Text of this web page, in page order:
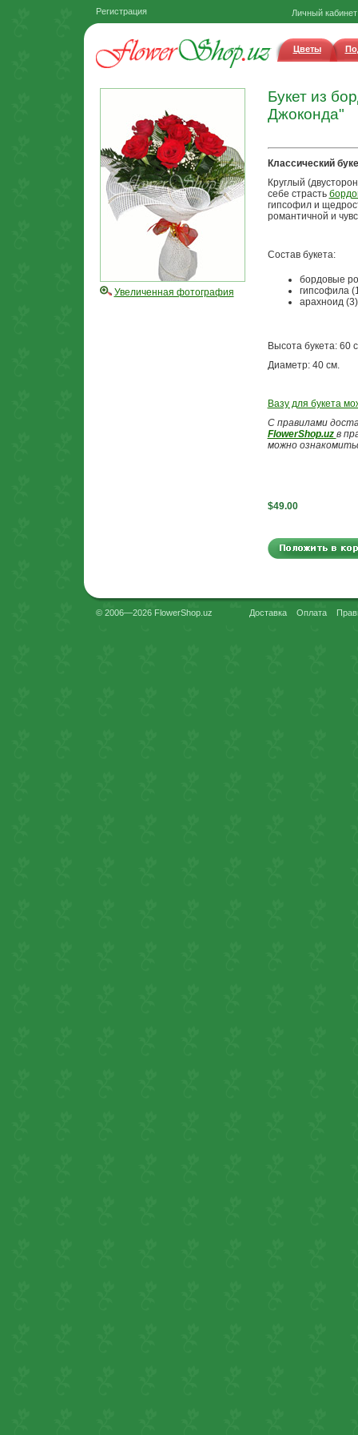
Регистрация Личный кабинет
Цветы
Увеличенная фотография
Букет из
Джоконда"
Классический
Круглый
себе страсть
гипсофил и
романтичной и
Состав букета:
бордовые
гипсофила
арахноид (3)
Высота букета: 60
Диаметр: 40 см.
Вазу для букета
С правилами
FlowerShop.uz в
можно
$49.00
© 2006—2026 FlowerShop.uz Доставка Оплата